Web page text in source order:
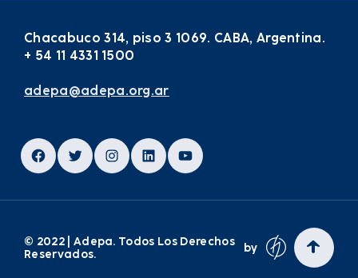
Chacabuco 314, piso 3 1069. CABA, Argentina.
+ 54 11 4331 1500
adepa@adepa.org.ar
Facebook
TwitterInstagram
LinkedInYouTube
© 2022 | Adepa. Todos Los Derechos
Reservados.
by